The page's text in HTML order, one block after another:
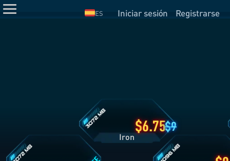
ES Iniciar sesión Registrarse
6.75